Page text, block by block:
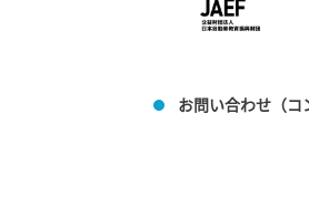
お問い合わせ（コ